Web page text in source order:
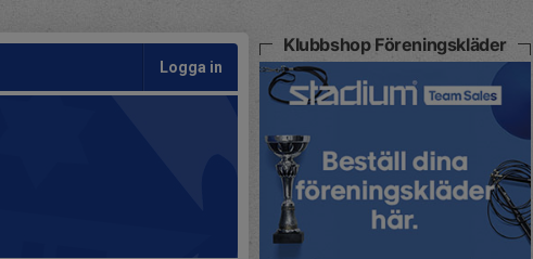
Logga in
Klubbshop Föreningskläder